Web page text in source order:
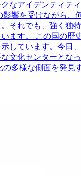
なアイデンティテ
影響を受けながら、
それでも、強く独
ます。 この国の歴
しています。今日
文化センターとな
の多様な側面を発見